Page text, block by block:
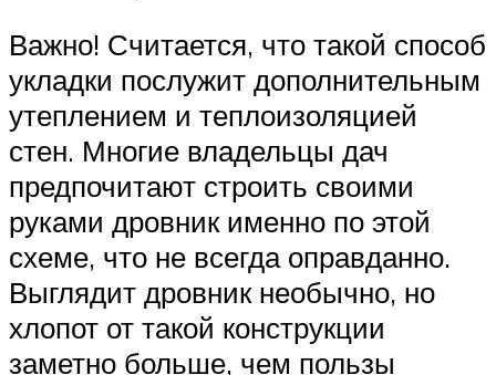
Важно! Считается, что такой способ
укладки послужит дополнительным
утеплением и теплоизоляцией
стен. Многие владельцы дач
предпочитают строить своими
руками дровник именно по этой
схеме, что не всегда оправданно.
Выглядит дровник необычно, но
хлопот от такой конструкции
заметно больше, чем пользы